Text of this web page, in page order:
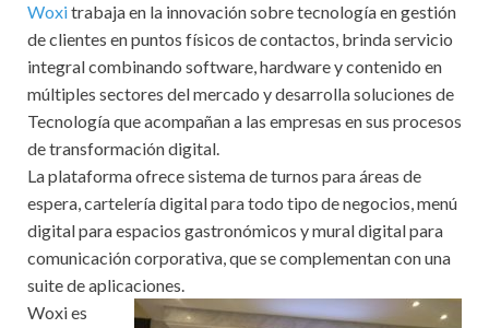
Woxitrabaja en la innovación sobre tecnología en gestión
de clientes en puntos físicos de contactos, brinda servicio
integral combinando software, hardware y contenido en
múltiples sectores del mercado y desarrolla soluciones de
Tecnología que acompañan a las empresas en sus procesos
de transformación digital.
La plataforma ofrece sistema de turnos para áreas de
espera, cartelería digital para todo tipo de negocios, menú
digital para espacios gastronómicos y mural digital para
comunicación corporativa, que se complementan con una
suite de aplicaciones.
Woxi es